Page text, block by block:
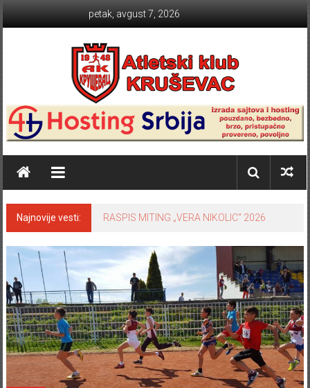
petak, avgust 7, 2026
Atletski klub KRUŠEVAC
Najnovije vesti: RASPIS MITING „VERA NIKOLIC“ 2026